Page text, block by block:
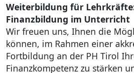
Weiterbildung für
Finanzbildung im Unterricht
Wir freuen uns, Ihnen die
können, im Rahmen einer
Fortbildung an der PH Tirol
Finanzkompetenz zu stärken